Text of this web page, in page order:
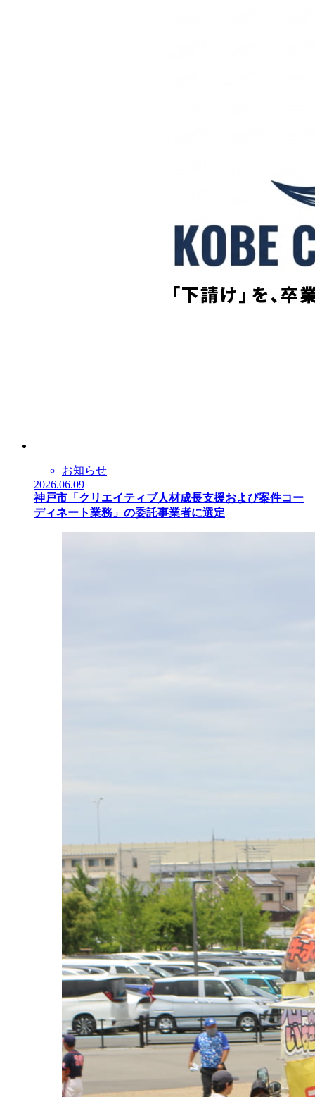
お知らせ
2026.06.09
神戸市「クリエイティブ人材成長支援および案件コー
ディネート業務」の委託事業者に選定